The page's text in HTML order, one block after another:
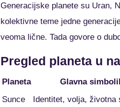
Generacijske planete su Uran,
kolektivne teme jedne
veoma lične. Tada govore o
Pregled planeta u
Planeta Glavna
Sunce
Identitet, volja, životna